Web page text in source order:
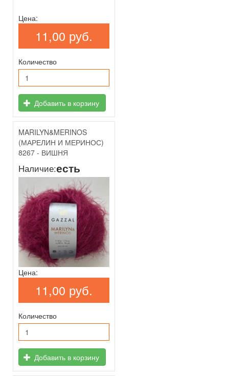
Цена:
11,00 руб.
Количество
Добавить в корзину
MARILYN&MERINOS
(МАРЕЛИН И МЕРИНОС)
8267 - ВИШНЯ
Наличие:есть
Цена:
11,00 руб.
Количество
Добавить в корзину